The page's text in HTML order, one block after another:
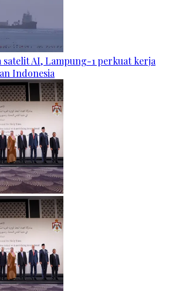
AI, Lampung-1 perkuat kerja
Indonesia